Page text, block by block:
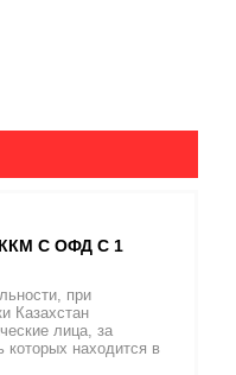
С ОФД С 1
при
Казахстан
лица, за
которых находится в